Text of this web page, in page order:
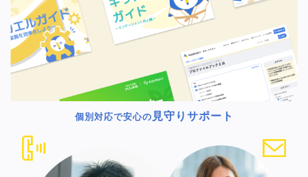
個別対応で安心の 見守りサポート